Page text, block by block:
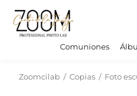
Comuniones
Zoomcilab / Copias / Foto